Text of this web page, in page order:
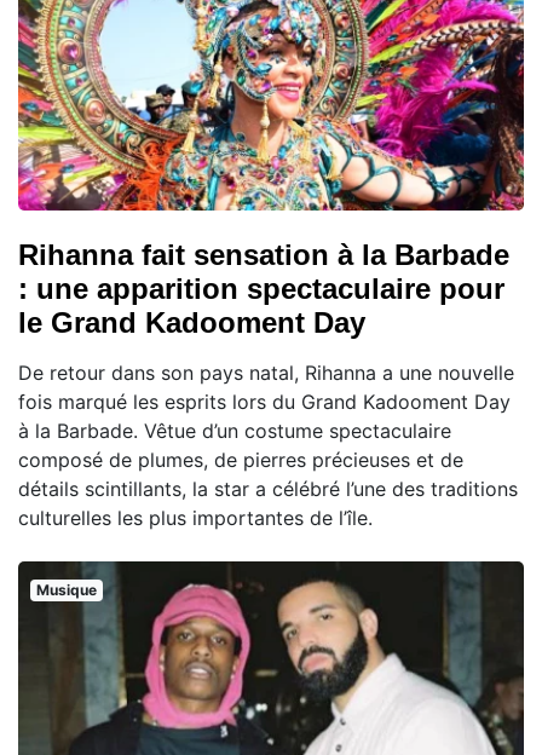
Rihanna fait sensation à la Barbade
: une apparition spectaculaire pour
le Grand Kadooment Day
De retour dans son pays natal, Rihanna a une nouvelle
fois marqué les esprits lors du Grand Kadooment Day
à la Barbade. Vêtue d’un costume spectaculaire
composé de plumes, de pierres précieuses et de
détails scintillants, la star a célébré l’une des traditions
culturelles les plus importantes de l’île.
Musique